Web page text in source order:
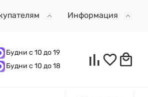
Информация
Будни с 10 до 19
Будни с 10 до 18